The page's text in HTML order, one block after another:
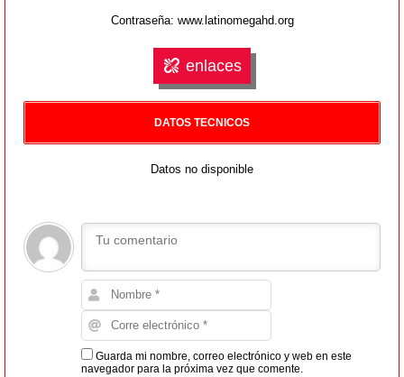
Contraseña: www.latinomegahd.org
enlaces
DATOS TECNICOS
Datos no disponible
Guarda mi nombre, correo electrónico y web en este
navegador para la próxima vez que comente.